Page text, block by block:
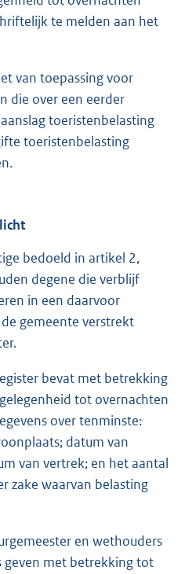
te melden aan het
van toepassing voor
die over een eerder
toeristenbelasting
toeristenbelasting
bedoeld in artikel 2,
degene die verblijf
in een daarvoor
gemeente verstrekt
bevat met betrekking
tot overnachten
over tenminste:
datum van
van vertrek; en het aantal
zake waarvan belasting
en wethouders
geven met betrekking tot